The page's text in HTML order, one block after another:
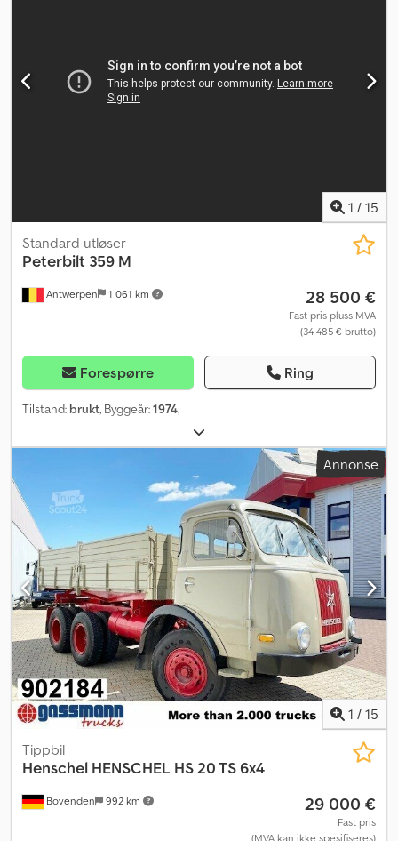
1 / 15
Antwerpen 1 061 km
Standard utløser
Peterbilt 359 M
28 500 €
Fast pris pluss MVA
(34 485 € brutto)
Forespørre Ring
Tilstand: brukt, Byggeår:1974,
Annonse
1 / 15
Bovenden 992 km
Tippbil
Henschel HENSCHEL HS 20 TS 6x4
29 000 €
Fast pris
(MVA kan ikke spesifiseres)